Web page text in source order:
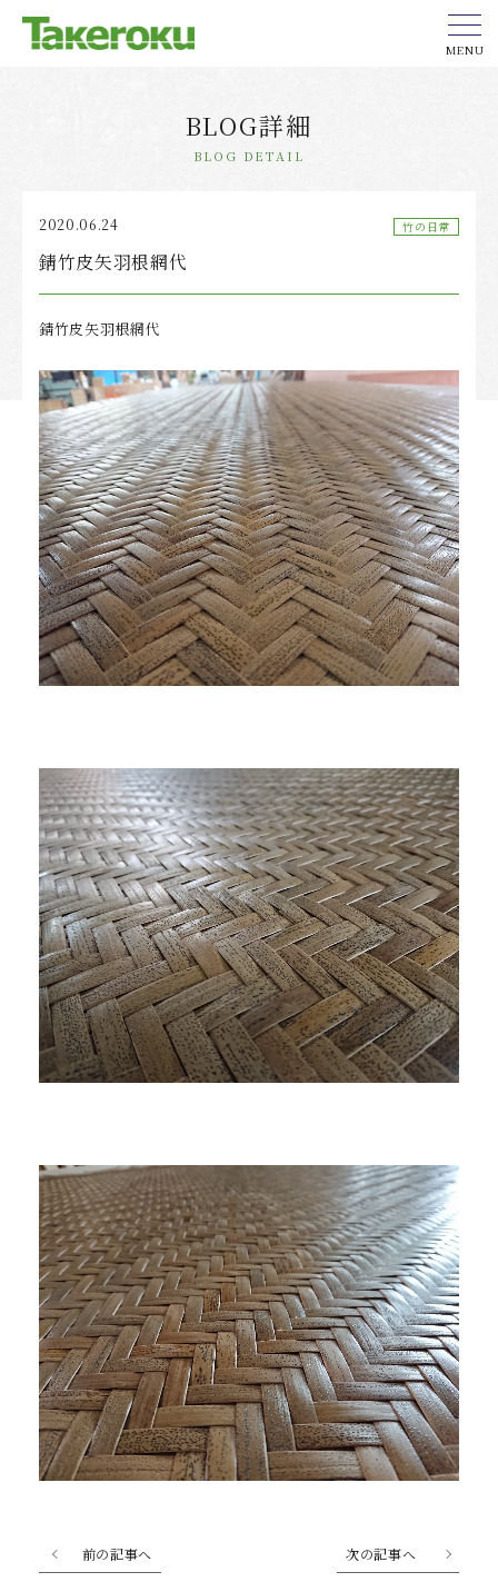
MENU
BLOG詳細
BLOG DETAIL
2020.06.24 竹の日常
錆竹皮矢羽根網代
錆竹皮矢羽根網代
前の記事へ 次の記事へ